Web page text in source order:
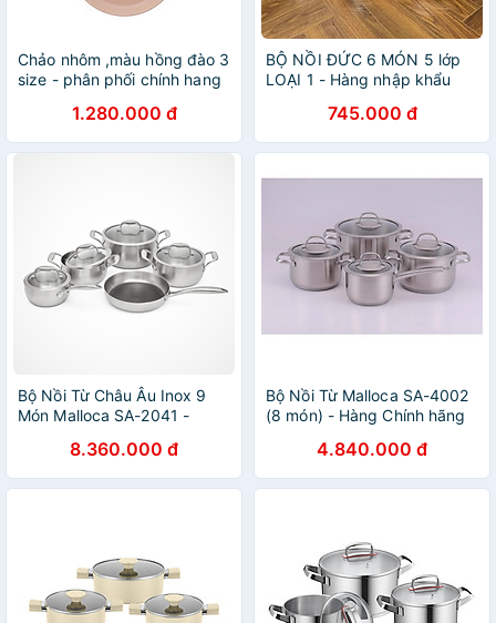
Chảo nhôm ,màu hồng đào 3
size - phân phối chính hang
1.280.000 đ
BỘ NỒI ĐỨC 6 MÓN 5 lớp
LOẠI 1 - Hàng nhập khẩu
745.000 đ
Bộ Nồi Từ Châu Âu Inox 9
Món Malloca SA-2041 -
8.360.000 đ
Bộ Nồi Từ Malloca SA-4002
(8 món) - Hàng Chính hãng
4.840.000 đ